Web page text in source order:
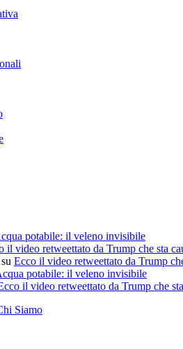
potabile: il veleno invisibile
il video retweettato da Trump che sta
su Ecco il video retweettato da Trump
potabile: il veleno invisibile
il video retweettato da Trump che
Siamo